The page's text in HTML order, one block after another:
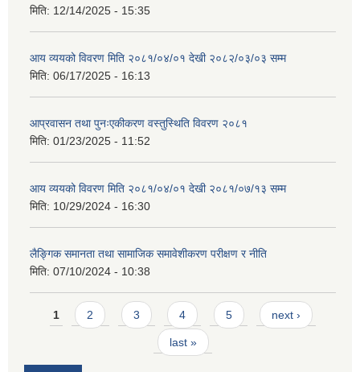
मिति: 12/14/2025 - 15:35
आय व्ययको विवरण मिति २०८१/०४/०१ देखी २०८२/०३/०३ सम्म
मिति: 06/17/2025 - 16:13
आप्रवासन तथा पुनःएकीकरण वस्तुस्थिति विवरण २०८१
मिति: 01/23/2025 - 11:52
आय व्ययको विवरण मिति २०८१/०४/०१ देखी २०८१/०७/१३ सम्म
मिति: 10/29/2024 - 16:30
लैङ्गिक समानता तथा सामाजिक समावेशीकरण परीक्षण र नीति
मिति: 07/10/2024 - 10:38
Pages
1 2 3 4 5 next ›
last »